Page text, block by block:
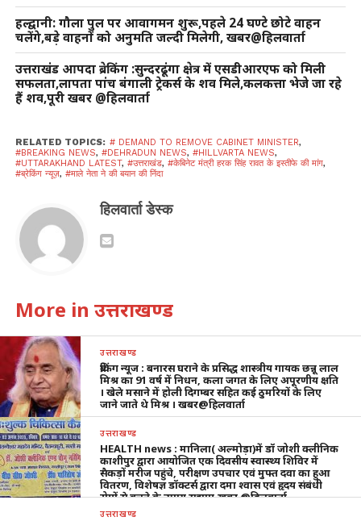
हल्द्वानी: गौला पुल पर आवागमन शुरू,पहले 24 घण्टे छोटे वाहन
चलेंगे,बड़े वाहनों को अनुमति जल्दी मिलेगी, खबर@हिलवार्ता
उत्तराखंड आपदा ब्रेकिंग :सुन्दरढूंगा क्षेत्र में एसडीआरएफ को मिली
सफलता,लापता पांच बंगाली ट्रेकर्स के शव मिले,कलकत्ता भेजे जा रहे
हैं शव,पूरी खबर @हिलवार्ता
RELATED TOPICS: # DEMAND TO REMOVE CABINET MINISTER,
#BREAKING NEWS, #DEHRADUN NEWS, #HILLVARTA NEWS,
#UTTARAKHAND LATEST, #उत्तराखंड, #केबिनेट मंत्री हरक सिंह रावत के इस्तीफे की मांग,
#ब्रेकिंग न्यूज़, #माले नेता ने की बयान की निंदा
हिलवार्ता डेस्क
More in उत्तराखण्ड
उत्तराखण्ड
ब्रेकिंग न्यूज : बनारस घराने के प्रसिद्ध शास्त्रीय गायक छन्नू लाल
मिश्र का 91 वर्ष में निधन, कला जगत के लिए अपूरणीय क्षति
। खेले मसाने में होली दिगम्बर सहित कई ठुमरियों के लिए
जाने जाते थे मिश्र । खबर@हिलवार्ता
उत्तराखण्ड
HEALTH news : मानिला( अल्मोड़ा)में डॉ जोशी क्लीनिक
काशीपुर द्वारा आयोजित एक दिवसीय स्वास्थ्य शिविर में
सैकड़ों मरीज पहुंचे, परीक्षण उपचार एवं मुफ्त दवा का हुआ
वितरण, विशेषज्ञ डॉक्टर्स द्वारा दमा श्वास एवं हृदय संबंधी
रोगों से बचने के उपाय सुझाए,खबर @हिलवार्ता
उत्तराखण्ड